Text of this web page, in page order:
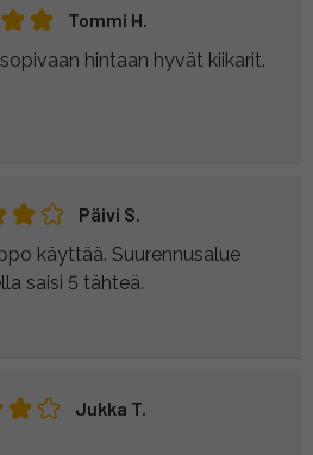
Tommi H.
hintaan hyvät kiikarit.
Päivi S.
käyttää. Suurennusalue
saisi 5 tähteä.
Jukka T.